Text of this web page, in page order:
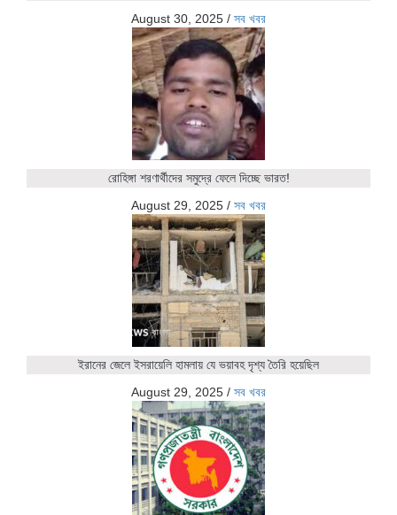
August 30, 2025 / সব খবর
রোহিঙ্গা শরণার্থীদের সমুদ্রে ফেলে দিচ্ছে ভারত!
August 29, 2025 / সব খবর
ইরানের জেলে ইসরায়েলি হামলায় যে ভয়াবহ দৃশ্য তৈরি হয়েছিল
August 29, 2025 / সব খবর